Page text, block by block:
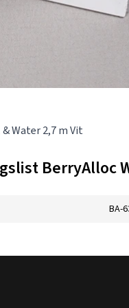
Water 2,7 m Vit
BerryAlloc
BA-